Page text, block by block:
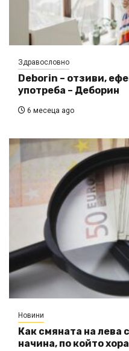
Здравословно
Deborin – отзиви,
употреба – Деборин
6 месеца ago
Новини
Как смяната на лева
начина, по който